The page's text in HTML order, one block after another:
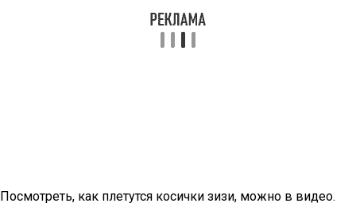
Посмотреть, как плетутся косички зизи, можно в видео.